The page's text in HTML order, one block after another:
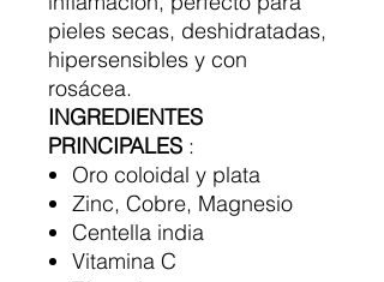
pieles secas, deshidratadas,
hipersensibles y con
rosácea.
INGREDIENTES
PRINCIPALES :
Oro coloidal y plata
Zinc, Cobre, Magnesio
Centella india
Vitamina C